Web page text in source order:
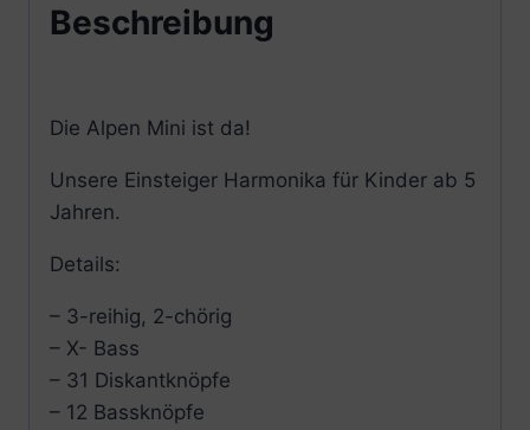
Beschreibung
Die Alpen Mini ist da!
Unsere Einsteiger Harmonika für Kinder ab 5
Jahren.
Details:
– 3-reihig, 2-chörig
– X- Bass
– 31 Diskantknöpfe
– 12 Bassknöpfe